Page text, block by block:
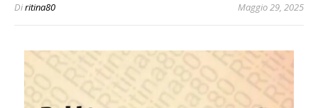
Diritina80 Maggio 29, 2025